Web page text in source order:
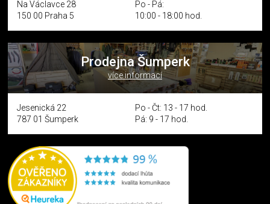
Na Václavce 28
150 00 Praha 5
Po - Pá:
10:00 - 18:00 hod.
Prodejna Šumperk
více informací
Jesenická 22
787 01 Šumperk
Po - Čt: 13 - 17 hod.
Pá: 9 - 17 hod.